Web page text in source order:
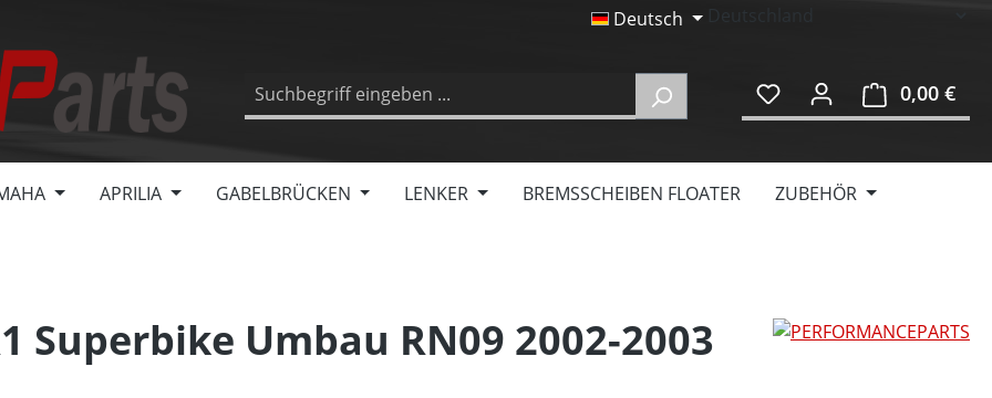
Deutsch
0,00 €
APRILIA GABELBRÜCKEN LENKER BREMSSCHEIBEN FLOATER ZUBEHÖR
Superbike Umbau RN09 2002-2003